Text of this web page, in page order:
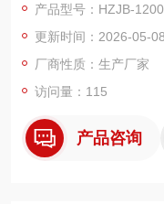
压器差动试验和厂用电
产品型号：HZJB-1200
更新时间：2026-05-08
厂商性质：生产厂家
访问量：115
产品咨询